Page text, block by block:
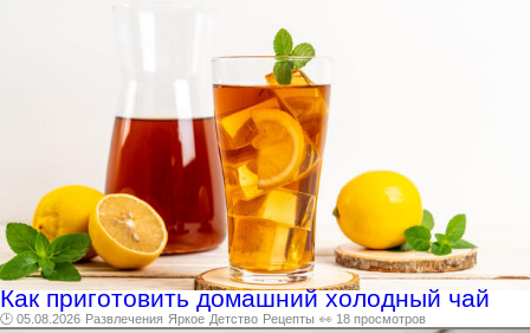
Как приготовить домашний холодный чай
🕑 05.08.2026 Развлечения Яркое Детство Рецепты 👀 18 просмотров